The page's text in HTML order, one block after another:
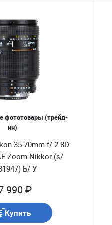
фототовары (трейд-
ин)
35-70mm f/ 2.8D
Zoom-Nikkor (s/
Б/ У
990 ₽
Купить